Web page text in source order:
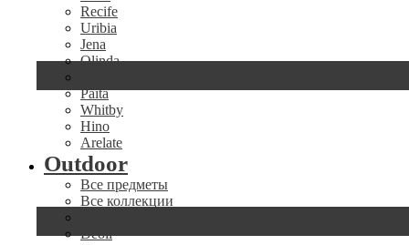
Recife
Uribia
Jena
Olinda
Paita
Whitby
Hino
Arelate
Outdoor
Все предметы
Все коллекции
Deoli